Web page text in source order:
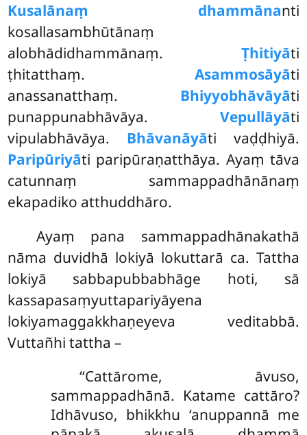
Kusalānaṃ dhammānanti
kosallasambhūtānaṃ
alobhādidhammānaṃ. Ṭhitiyāti
ṭhitatthaṃ. Asammosāyāti
anassanatthaṃ. Bhiyyobhāvāyāti
punappunabhāvāya. Vepullāyāti
vipulabhāvāya. Bhāvanāyāti vaḍḍhiyā.
Paripūriyāti paripūraṇatthāya. Ayaṃ tāva
catunnaṃ sammappadhānānaṃ
ekapadiko atthuddhāro.
Ayaṃ pana sammappadhānakathā
nāma duvidhā lokiyā lokuttarā ca. Tattha
lokiyā sabbapubbabhāge hoti, sā
kassapasaṃyuttapariyāyena
lokiyamaggakkhaṇeyeva veditabbā.
Vuttañhi tattha –
‘‘Cattārome, āvuso,
sammappadhānā. Katame cattāro?
Idhāvuso, bhikkhu ‘anuppannā me